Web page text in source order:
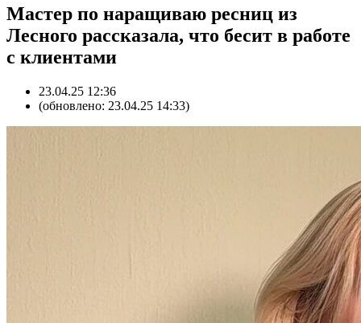
Мастер по наращиваю ресниц из
Лесного рассказала, что бесит в работе
с клиентами
23.04.25 12:36
(обновлено: 23.04.25 14:33)